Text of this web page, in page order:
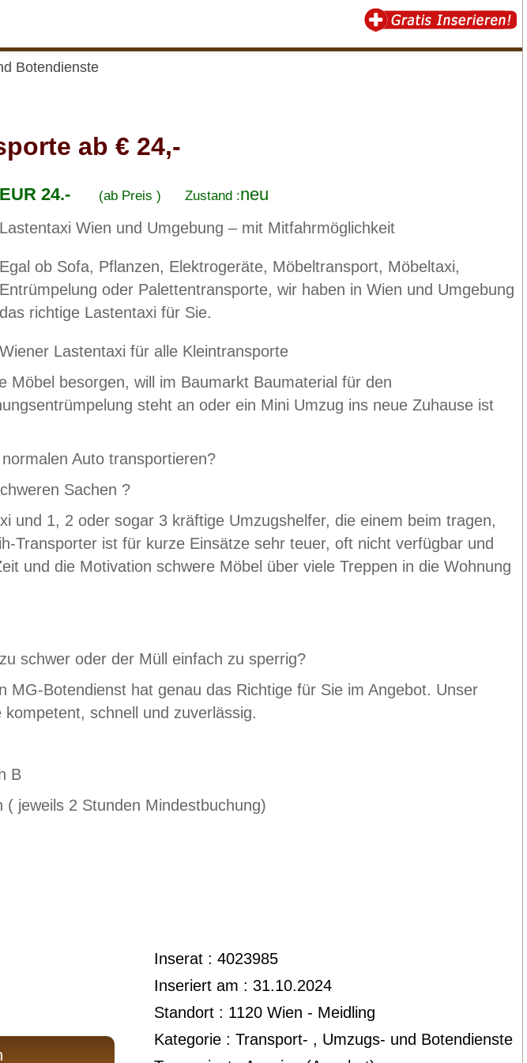
Botendienste
ab € 24,-
EUR 24.- (ab Preis ) Zustand :neu
Lastentaxi Wien und Umgebung – mit Mitfahrmöglichkeit
Egal ob Sofa, Pflanzen, Elektrogeräte, Möbeltransport, Möbeltaxi,
Entrümpelung oder Palettentransporte, wir haben in Wien und Umgebung
das richtige Lastentaxi für Sie.
Wiener Lastentaxi für alle Kleintransporte
Möbel besorgen, will im Baumarkt Baumaterial für den
steht an oder ein Mini Umzug ins neue Zuhause ist
Auto transportieren?
Sachen ?
und 1, 2 oder sogar 3 kräftige Umzugshelfer, die einem beim tragen,
Transporter ist für kurze Einsätze sehr teuer, oft nicht verfügbar und
und die Motivation schwere Möbel über viele Treppen in die Wohnung
schwer oder der Müll einfach zu sperrig?
MG-Botendienst hat genau das Richtige für Sie im Angebot. Unser
schnell und zuverlässig.
B
jeweils 2 Stunden Mindestbuchung)
Inserat : 4023985
Inseriert am : 31.10.2024
Standort : 1120 Wien - Meidling
Kategorie : Transport- , Umzugs- und Botendienste